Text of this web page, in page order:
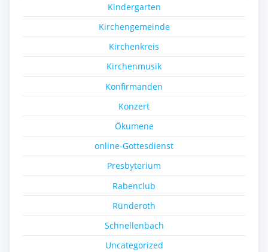
Kindergarten
Kirchengemeinde
Kirchenkreis
Kirchenmusik
Konfirmanden
Konzert
Ökumene
online-Gottesdienst
Presbyterium
Rabenclub
Ründeroth
Schnellenbach
Uncategorized